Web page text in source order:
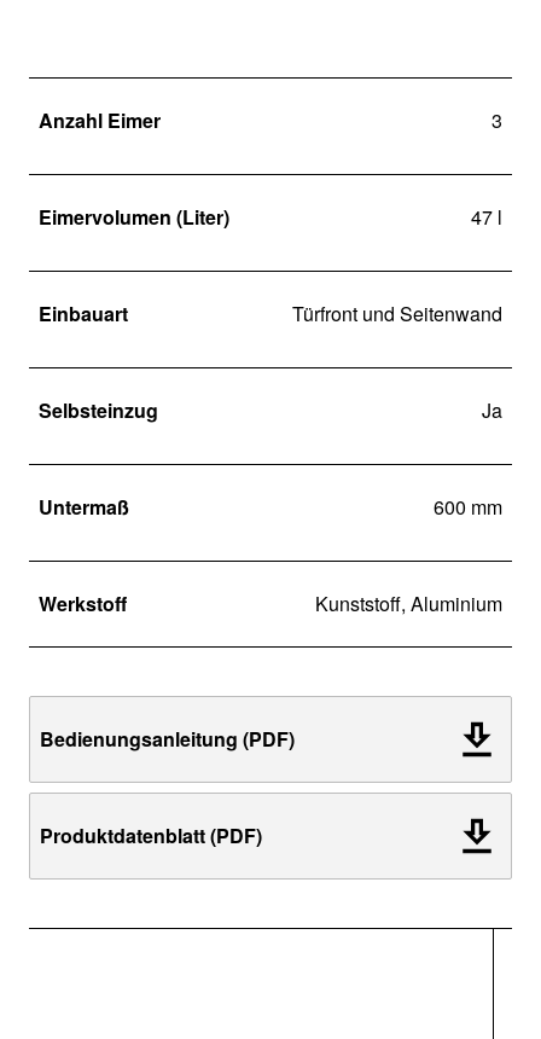
Anzahl Eimer 3
Eimervolumen (Liter) 47 l
Einbauart Türfront und Seitenwand
Selbsteinzug Ja
Untermaß 600 mm
Werkstoff Kunststoff, Aluminium
Bedienungsanleitung (PDF)
Produktdatenblatt (PDF)